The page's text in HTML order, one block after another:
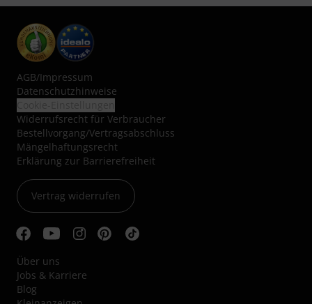
AGB/Impressum
Datenschutzhinweise
Widerrufsrecht für Verbraucher
Bestellvorgang/Vertragsabschluss
Mängelhaftungsrecht
Erklärung zur Barrierefreiheit
Vertrag widerrufen
Über uns
Jobs & Karriere
Blog